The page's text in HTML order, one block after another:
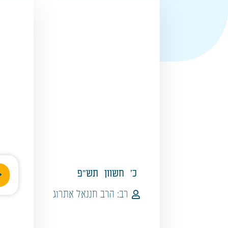
כ' חשוון
תש"פ
רב: הרב חננאל אתרוג
נגן